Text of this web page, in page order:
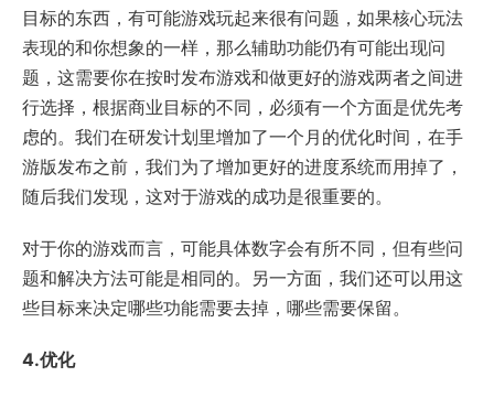
目标的东西，有可能游戏玩起来很有问题，如果核心玩法
表现的和你想象的一样，那么辅助功能仍有可能出现问
题，这需要你在按时发布游戏和做更好的游戏两者之间进
行选择，根据商业目标的不同，必须有一个方面是优先考
虑的。我们在研发计划里增加了一个月的优化时间，在手
游版发布之前，我们为了增加更好的进度系统而用掉了，
随后我们发现，这对于游戏的成功是很重要的。
对于你的游戏而言，可能具体数字会有所不同，但有些问
题和解决方法可能是相同的。另一方面，我们还可以用这
些目标来决定哪些功能需要去掉，哪些需要保留。
4.优化